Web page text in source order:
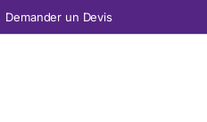
Demander un Devis